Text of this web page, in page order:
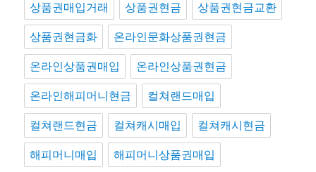
상품권매입거래 상품권현금 상품권현금교환
상품권현금화 온라인문화상품권현금
온라인상품권매입 온라인상품권현금
온라인해피머니현금 컬쳐랜드매입
컬쳐랜드현금 컬쳐캐시매입 컬쳐캐시현금
해피머니매입 해피머니상품권매입